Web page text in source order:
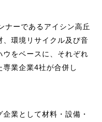
ーであるアイシン高丘
、環境リサイクル及び音
をベースに、それぞれ
業企業4社が合併し
業として材料・設備・